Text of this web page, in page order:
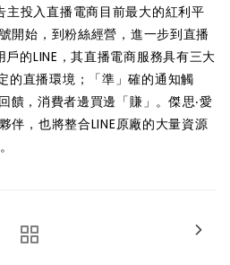
主投入直播電商目前最大的紅利平
開始，到粉絲經營，進一步到直播
的LINE，其直播電商服務具有三大
的直播環境；「準」確的通知觸
饋，消費者邊買邊「賺」。傑思‧愛
伴，也將整合LINE原廠的大量資源